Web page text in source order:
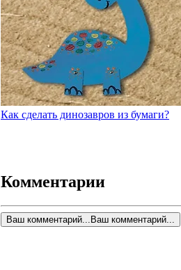
Как сделать динозавров из бумаги?
Комментарии
Ваш комментарий... Ваш комментарий...